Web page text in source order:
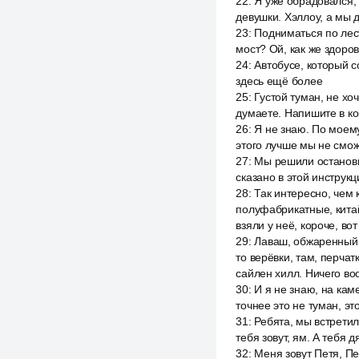
девушки. Хэллоу, а мы
23: Подниматься по
мост? Ой, как же
24:Автобусе, который
здесь ещё более
25: Густой туман, не
думаете. Напишите в
26: Я не знаю. По
этого лучше мы не
27: Мы решили
сказано в этой
28:Так интересно, чем
полуфабрикатные,
взяли у неё, короче, вот
29:Лаваш, обжаренный
то верёвки, там,
сайлен хилл. Ничего
30: И я не знаю, на
точнее это не туман,
31 : Ребята, мы
тебя зовут, ям. А тебя
32: Меня зовут Петя,